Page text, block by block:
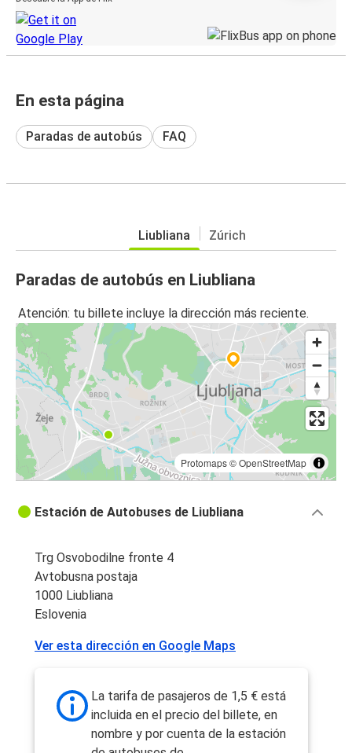
En esta página
Paradas de autobús FAQ
Liubliana Zúrich
Paradas de autobús en Liubliana
Atención: tu billete incluye la dirección más reciente.
Protomaps©OpenStreetMap
Estación de Autobuses de Liubliana
Trg Osvobodilne fronte 4
Avtobusna postaja
1000 Liubliana
Eslovenia
Ver esta dirección en Google Maps
La tarifa de pasajeros de 1,5 € está
incluida en el precio del billete, en
nombre y por cuenta de la estación